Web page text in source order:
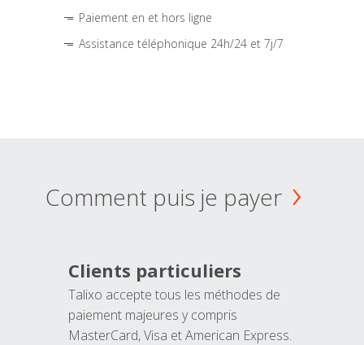
Paiement en et hors ligne
Assistance téléphonique 24h/24 et 7j/7
Comment puis je payer
Clients particuliers
Talixo accepte tous les méthodes de
paiement majeures y compris
MasterCard, Visa et American Express.